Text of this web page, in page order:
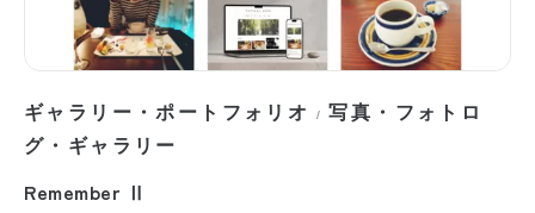
ギャラリー・ポートフォリオ /写真・フォトロ
グ・ギャラリー
Remember Ⅱ